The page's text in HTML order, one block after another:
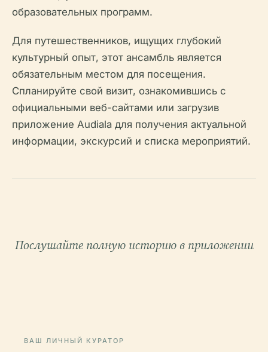
образовательных программ.
Для путешественников, ищущих глубокий
культурный опыт, этот ансамбль является
обязательным местом для посещения.
Спланируйте свой визит, ознакомившись с
официальными веб-сайтами или загрузив
приложение Audiala для получения актуальной
информации, экскурсий и списка мероприятий.
Послушайте полную историю в приложении
ВАШ ЛИЧНЫЙ КУРАТОР